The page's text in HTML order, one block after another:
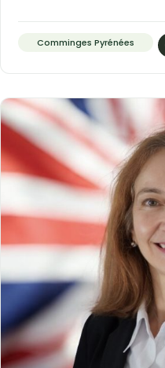
bonne tenue d’un point de
Comminges Pyrénées